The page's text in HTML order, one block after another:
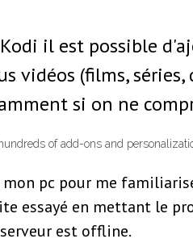
il est possible
vidéos (films,
si on ne
of add-ons and
pc pour me
essayé en mettant le
est offline.